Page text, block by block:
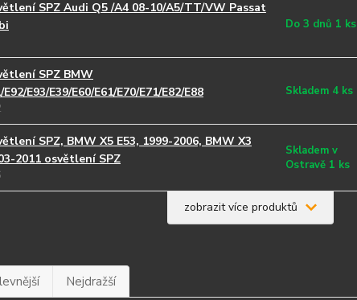
SPZ Audi Q5 /A4 08-10/A5/TT/VW Passat
Do 3 dnů 1 ks
SPZ BMW
E92/E93/E39/E60/E61/E70/E71/E82/E88
Skladem 4 ks
SPZ, BMW X5 E53, 1999-2006, BMW X3
2011 osvětlení SPZ
Skladem v
Ostravě 1 ks
zobrazit více produktů
Nejdražší